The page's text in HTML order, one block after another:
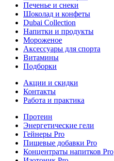
Печенье и снеки
Шоколад и конфеты
Dubai Collection
Напитки и продукты
Мороженое
Аксессуары для спорта
Витамины
Подборки
Акции и скидки
Контакты
Работа и практика
Протеин
Энергетические гели
Гейнеры Pro
Пищевые добавки Pro
Концентраты напитков Pro